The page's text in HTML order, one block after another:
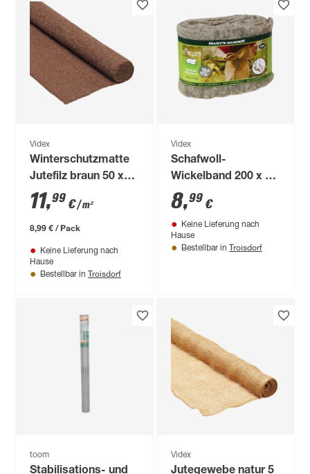
Videx
Winterschutzmatte
Jutefilz braun 50 x
150 cm
11,99 €/ m²
8,99 € / Pack
Keine Lieferung nach
Hause
Bestellbar in Troisdorf
Videx
Schafwoll-
Wickelband 200 x 12
cm
8,99 €
Keine Lieferung nach
Hause
Bestellbar in Troisdorf
toom
Stabilisations- und
Videx
Jutegewebe natur 5